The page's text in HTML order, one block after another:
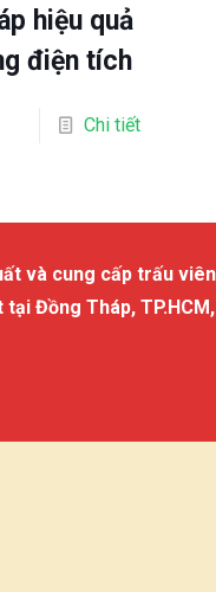
hiệu quả
điện tích
Chi tiết
và cung cấp trấu
tại Đồng Tháp,